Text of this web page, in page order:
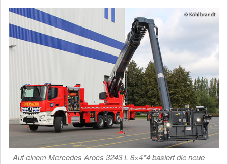
Auf einem Mercedes Arocs 3243 L 8×4*4 basiert die neue